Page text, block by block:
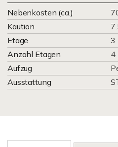
Nebenkosten (ca.)
Kaution
Etage
3
Anzahl Etagen
4
Aufzug
Ausstattung